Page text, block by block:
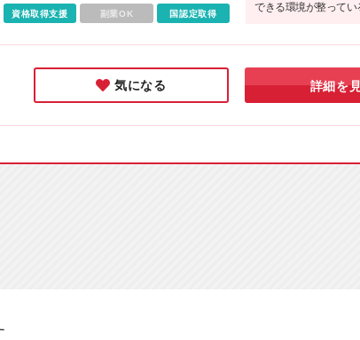
資格取得支援 副業OK 国認定取得
できる環境が整ってい
大切にできる同社で
き方が実現できます！
気になる 詳細を